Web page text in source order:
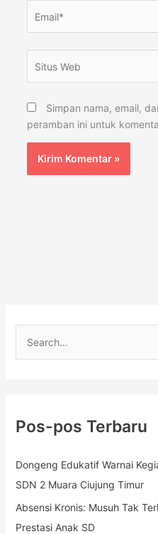
Web
Simpan nama, email,
peramban ini untuk
u
t
u
k
:
Pos-pos Terbaru
Dongeng Edukatif Warnai
SDN 2 Muara Ciujung Timur
Absensi Kronis: Musuh Tak
Prestasi Anak SD